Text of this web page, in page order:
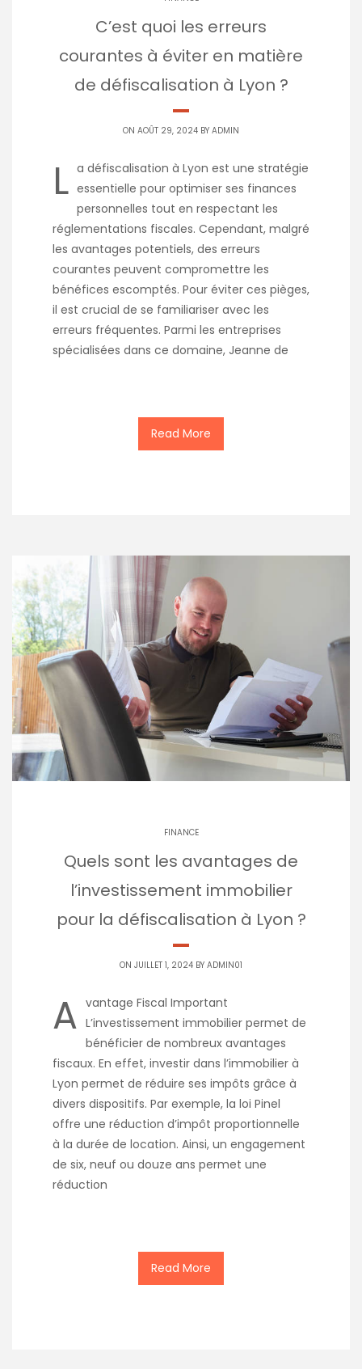
C’est quoi les erreurs
courantes à éviter en matière
de défiscalisation à Lyon ?
ON AOÛT 29, 2024 BY ADMIN
L a défiscalisation à Lyon est une stratégie
essentielle pour optimiser ses finances
personnelles tout en respectant les
réglementations fiscales. Cependant, malgré
les avantages potentiels, des erreurs
courantes peuvent compromettre les
bénéfices escomptés. Pour éviter ces pièges,
il est crucial de se familiariser avec les
erreurs fréquentes. Parmi les entreprises
spécialisées dans ce domaine, Jeanne de
Read More
FINANCE
Quels sont les avantages de
l’investissement immobilier
pour la défiscalisation à Lyon ?
ON JUILLET 1, 2024 BY ADMIN01
A vantage Fiscal Important
L’investissement immobilier permet de
bénéficier de nombreux avantages
fiscaux. En effet, investir dans l’immobilier à
Lyon permet de réduire ses impôts grâce à
divers dispositifs. Par exemple, la loi Pinel
offre une réduction d’impôt proportionnelle
à la durée de location. Ainsi, un engagement
de six, neuf ou douze ans permet une
réduction
Read More